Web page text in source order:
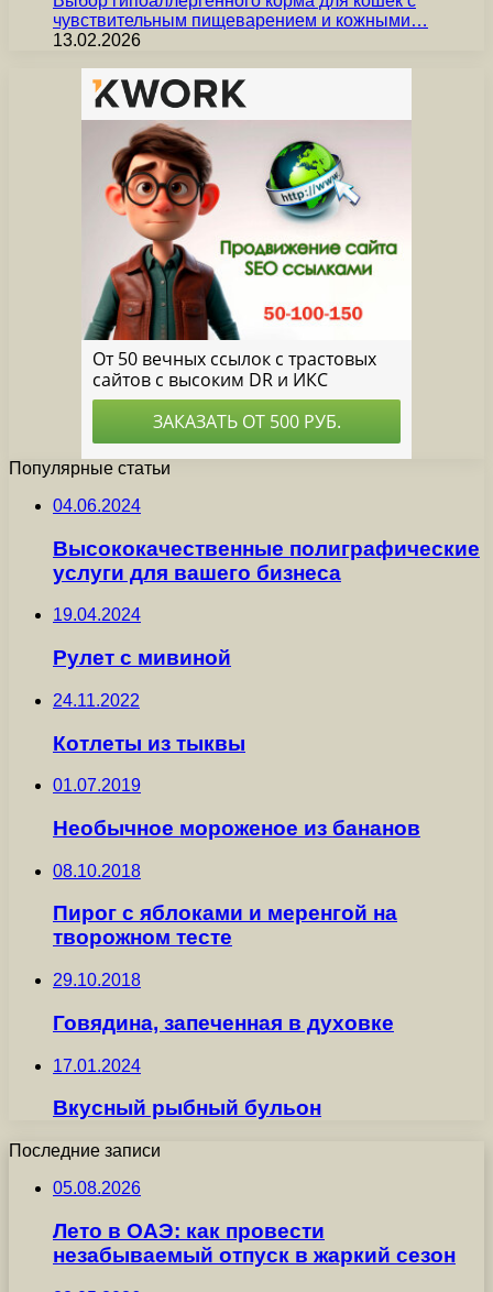
чувствительным пищеварением и кожными…
13.02.2026
Популярные статьи
04.06.2024
Высококачественные полиграфические
услуги для вашего бизнеса
19.04.2024
Рулет с мивиной
24.11.2022
Котлеты из тыквы
01.07.2019
Необычное мороженое из бананов
08.10.2018
Пирог с яблоками и меренгой на
творожном тесте
29.10.2018
Говядина, запеченная в духовке
17.01.2024
Вкусный рыбный бульон
Последние записи
05.08.2026
Лето в ОАЭ: как провести
незабываемый отпуск в жаркий сезон